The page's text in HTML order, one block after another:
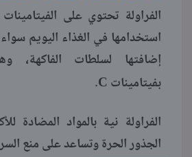
الفراولة تحتوي على
استخدامها في الغذاء اليويم
إضافتها لسلطات الفاكهة،
بفيتامينات C
.
الفراولة نية بالمواد المضادة
الجذور الحرة وتساعد على منع